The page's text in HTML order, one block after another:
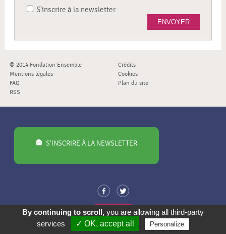
S'inscrire à la newsletter
ENVOYER
© 2014 Fondation Ensemble
Crédits
Mentions légales
Cookies
FAQ
Plan du site
RSS
S’INSCRIRE À LA NEWSLETTER
PROPOSER
UN PROJET
By continuing to scroll,you are allowing all third-party
services
✓ OK, accept all Personalize